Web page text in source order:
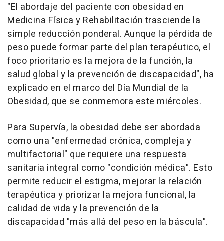
"El abordaje del paciente con obesidad en
Medicina Física y Rehabilitación trasciende la
simple reducción ponderal. Aunque la pérdida de
peso puede formar parte del plan terapéutico, el
foco prioritario es la mejora de la función, la
salud global y la prevención de discapacidad", ha
explicado en el marco del Día Mundial de la
Obesidad, que se conmemora este miércoles.
Para Supervía, la obesidad debe ser abordada
como una "enfermedad crónica, compleja y
multifactorial" que requiere una respuesta
sanitaria integral como "condición médica". Esto
permite reducir el estigma, mejorar la relación
terapéutica y priorizar la mejora funcional, la
calidad de vida y la prevención de la
discapacidad "más allá del peso en la báscula".